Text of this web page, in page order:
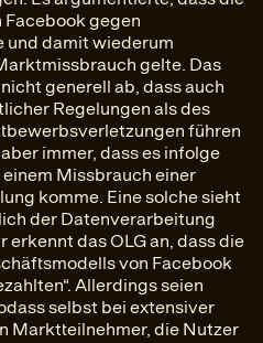
gegen
und damit wiederum
gelte. Das
generell ab, dass auch
Regelungen als des
führen
immer, dass es infolge
Missbrauch einer
komme. Eine solche sieht
der Datenverarbeitung
das OLG an, dass die
von Facebook
Allerdings seien
selbst bei extensiver
Marktteilnehmer, die Nutzer